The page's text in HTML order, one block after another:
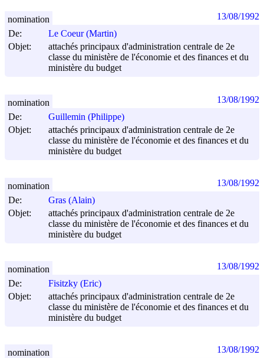
De:
Le Coeur (Martin)
Objet:
attachés principaux d'administration centrale de 2e
classe du ministère de l'économie et des finances et du
ministère du budget
nomination 13/08/1992
De:
Guillemin (Philippe)
Objet:
attachés principaux d'administration centrale de 2e
classe du ministère de l'économie et des finances et du
ministère du budget
nomination 13/08/1992
De:
Gras (Alain)
Objet:
attachés principaux d'administration centrale de 2e
classe du ministère de l'économie et des finances et du
ministère du budget
nomination 13/08/1992
De:
Fisitzky (Eric)
Objet:
attachés principaux d'administration centrale de 2e
classe du ministère de l'économie et des finances et du
ministère du budget
nomination 13/08/1992
nomination 13/08/1992